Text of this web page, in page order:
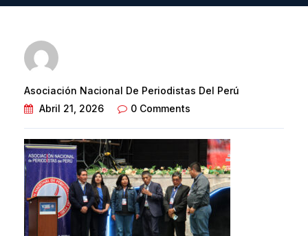
Asociación Nacional De Periodistas Del Perú
Abril 21, 2026
0 Comments